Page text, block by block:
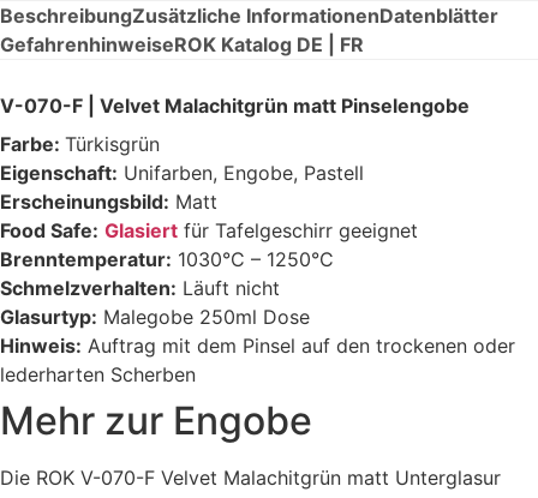
BeschreibungZusätzliche InformationenDatenblätter
GefahrenhinweiseROK Katalog DE | FR
V-070-F | Velvet Malachitgrün matt Pinselengobe
Farbe: Türkisgrün
Eigenschaft: Unifarben, Engobe, Pastell
Erscheinungsbild: Matt
Food Safe: Glasiert für Tafelgeschirr geeignet
Brenntemperatur: 1030°C – 1250°C
Schmelzverhalten: Läuft nicht
Glasurtyp: Malegobe 250ml Dose
Hinweis: Auftrag mit dem Pinsel auf den trockenen oder
lederharten Scherben
Mehr zur Engobe
Die ROK V-070-F Velvet Malachitgrün matt Unterglasur